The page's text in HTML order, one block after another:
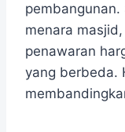
menara
penawaran
yang berbeda.